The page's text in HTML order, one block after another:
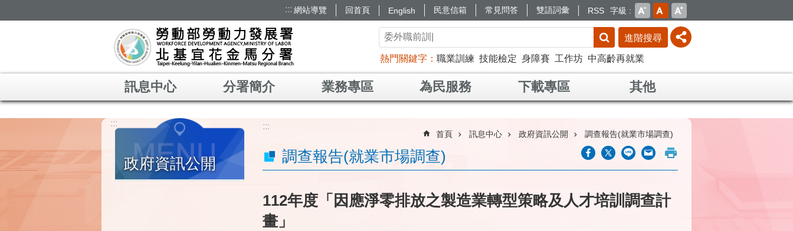
::: 網站導覽 回首頁 English 民意信箱 常見問答 雙語詞彙 RSS 字級
進階搜尋
熱門關鍵字 職業訓練 技能檢定 身障賽 工作坊 中高齡再就業
訊息中心 分署簡介 業務專區 為民服務 下載專區 其他
:::
政府資訊公開
:::
首頁 訊息中心 政府資訊公開 調查報告(就業市場調查)
調查報告(就業市場調查)
112年度「因應淨零排放之製造業轉型策略及人才培訓調查計
畫」